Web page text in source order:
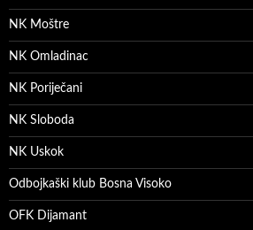
NK Moštre
NK Omladinac
NK Poriječani
NK Sloboda
NK Uskok
Odbojkaški klub Bosna Visoko
OFK Dijamant